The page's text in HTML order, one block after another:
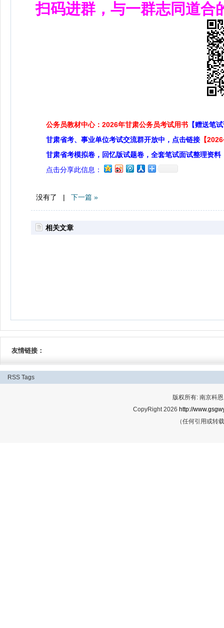
扫码进群，与一群志同道合
公务员教材中心：2026年甘肃公务员考试用书 【赠送笔
甘肃省考、事业单位考试交流群开放中，点击链接 【
甘肃省考模拟卷，回忆版试题卷，全套笔试面试整理资料
点击分享此信息：
没有了 | 下一篇 »
相关文章
友情链接：
RSS Tags
版权所有: 南京科
CopyRight 2026 http://
（任何引用或转